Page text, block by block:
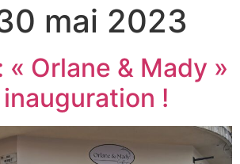
mai 2023
« Orlane & Mady »
!